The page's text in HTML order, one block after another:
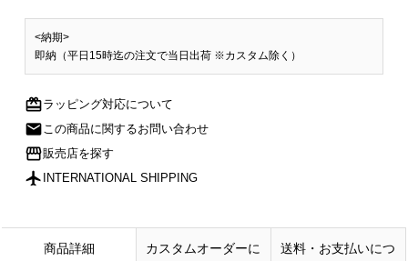
<納期>
即納（平日15時迄の注文で当日出荷 ※カスタム除く）
redeemラッピング対応について
mail この商品に関するお問い合わせ
storefront販売店を探す
flight INTERNATIONAL SHIPPING
商品詳細
カスタムオーダーに
送料・お支払いにつ